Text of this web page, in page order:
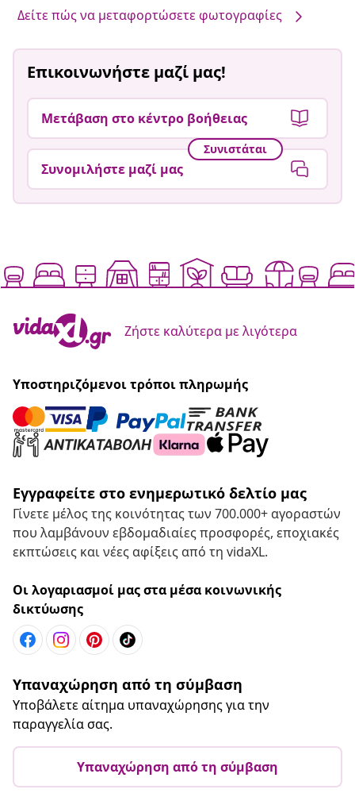
Δείτε πώς να μεταφορτώσετε φωτογραφίες
Επικοινωνήστε μαζί μας!
Μετάβαση στο κέντρο βοήθειας
Συνιστάται
Συνομιλήστε μαζί μας
Ζήστε καλύτερα με λιγότερα
Υποστηριζόμενοι τρόποι πληρωμής
Εγγραφείτε στο ενημερωτικό δελτίο μας
Γίνετε μέλος της κοινότητας των 700.000+ αγοραστών
που λαμβάνουν εβδομαδιαίες προσφορές, εποχιακές
εκπτώσεις και νέες αφίξεις από τη vidaXL.
Οι λογαριασμοί μας στα μέσα κοινωνικής
δικτύωσης
Υπαναχώρηση από τη σύμβαση
Υποβάλετε αίτημα υπαναχώρησης για την
παραγγελία σας.
Υπαναχώρηση από τη σύμβαση